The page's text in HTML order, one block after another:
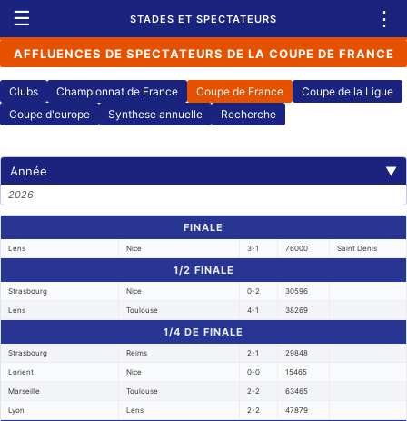
☰ STADES ET SPECTATEURS ⋮
AFFLUENCES DE SPECTATEURS DE LA COUPE DE FRANCE
Clubs Championnat de France Coupe de France
Coupe de la Ligue
Coupe d'europe
Synthese annuelle Recherche
Année ▼
2026
FINALE
Lens Nice 3-1 76000 Saint Denis
1/2 FINALE
Strasbourg Nice 0-2 30596
Lens Toulouse 4-1 38269
1/4 DE FINALE
Strasbourg Reims 2-1 29848
Lorient Nice 0-0 15465
Marseille Toulouse 2-2 63465
Lyon Lens 2-2 47879